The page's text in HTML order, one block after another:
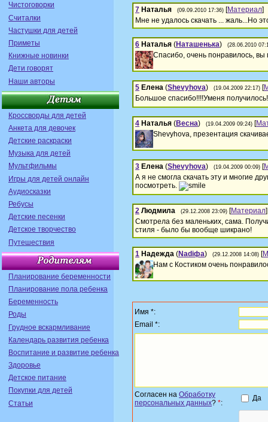
Чистоговорки
Считалки
Частушки для детей
Приметы
Книжные новинки
Дети говорят
Наши авторы
Кроссворды для детей
Анкета для девочек
Детские раскраски
Музыка для детей
Мультфильмы
Игры для детей онлайн
Аудиосказки
Ребусы
Детские песенки
Детское творчество
Путешествия
Планирование беременности
Планирование пола ребенка
Беременность
Роды
Грудное вскармливание
Календарь развития ребенка
Воспитание и развитие ребенка
Здоровье
Детское питание
Покупки для детей
Статьи
7 Наталья (09.09.2010 17:36) [Материал]
Мне не удалось скачать ... жаль...Но
6 Наталья (Наташенька) (28.06.2010
Спасибо, очень понравилось, вы
5 Елена (Shevyhova) (19.04.2009 22:17) [
Большое спасибо!!!!Уменя
4 Наталья (Весна) (19.04.2009 09:24) [
Shevyhova, презентация
3 Елена (Shevyhova) (19.04.2009 00:09) [
А я не смогла скачать эту и многие
посмотреть.
2 Людмила (29.12.2008 23:09) [Материал]
Смотрела без маленьких, сама.
стиля - было бы вообще шикрано!
1 Надежда (Nadiфа) (29.12.2008 14:08) [
Нам с Костиком очень
Имя *:
Email *:
Согласен на Обработку
персональных данных? *:
Да